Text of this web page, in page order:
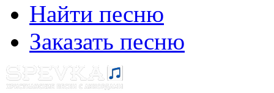
Найти песню
Заказать песню